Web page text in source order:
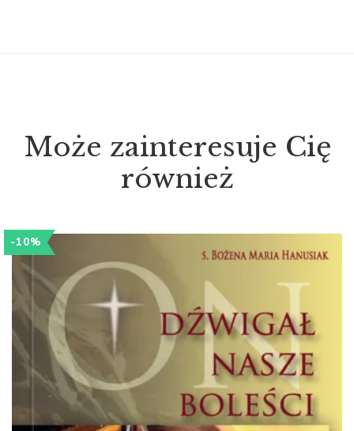
Może zainteresuje Cię
również
-10%